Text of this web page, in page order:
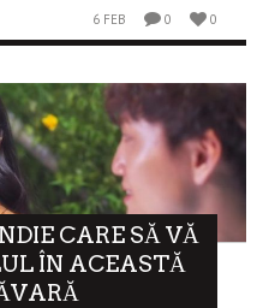
6 FEB 0 0
CARE SĂ VĂ
ÎN ACEASTĂ